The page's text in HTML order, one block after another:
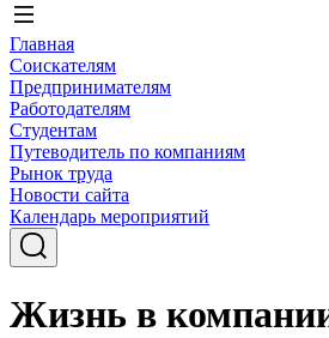
Главная
Соискателям
Предпринимателям
Работодателям
Студентам
Путеводитель по компаниям
Рынок труда
Новости сайта
Календарь мероприятий
Жизнь в